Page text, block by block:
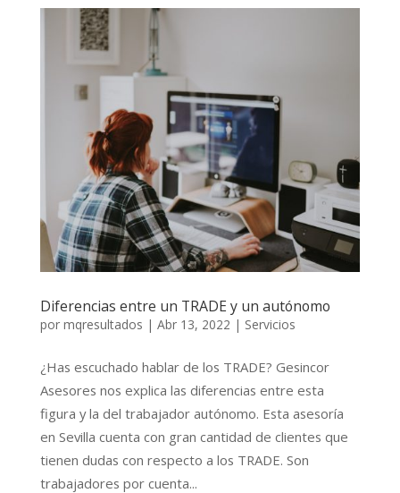
Diferencias entre un TRADE y un autónomo
por mqresultados | Abr 13, 2022 | Servicios
¿Has escuchado hablar de los TRADE? Gesincor
Asesores nos explica las diferencias entre esta
figura y la del trabajador autónomo. Esta asesoría
en Sevilla cuenta con gran cantidad de clientes que
tienen dudas con respecto a los TRADE. Son
trabajadores por cuenta...